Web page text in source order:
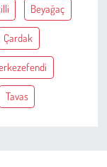
Beyağaç
Çardak
Tavas